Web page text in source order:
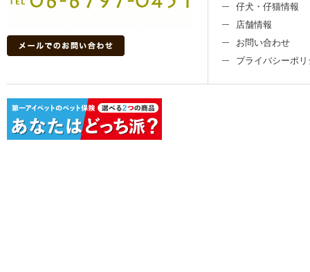
仔犬・仔猫情報
店舗情報
お問い合わせ
プライバシーポリ